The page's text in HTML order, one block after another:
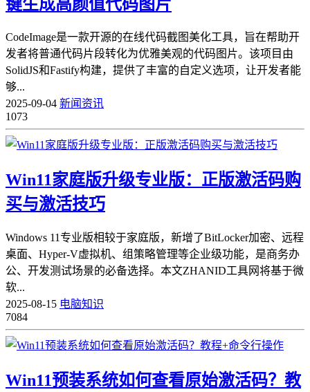
键生成高颜值代码图片
CodeImage是一款开源的在线代码截图美化工具，旨在帮助开
发者将普通代码片段转化为优雅美观的代码图片。该项目由
SolidJS和Fastify构建，提供了丰富的自定义选项，让开发者能
够...
2025-09-04 新闻资讯
1073
Win11家庭版升级专业版：正版激活码购
买与激活技巧
Windows 11专业版相较于家庭版，新增了BitLocker加密、远程
桌面、Hyper-V虚拟机、组策略管理等企业级功能，是商务办
公、开发测试场景的必备选择。本文ZHANID工具网将基于微
软...
2025-08-15 电脑知识
7084
Win11预装系统如何查看原始激活码？教